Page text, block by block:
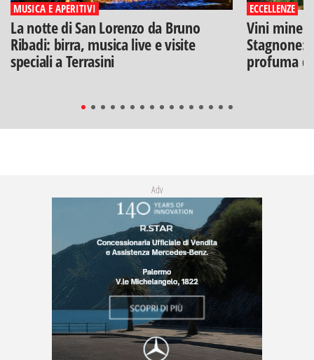
MUSICA E APERITIVI
La notte di San Lorenzo da Bruno
Ribadi: birra, musica live e visite
speciali a Terrasini
ECCELLENZE
Vini
Stagnone:
profuma
Adv